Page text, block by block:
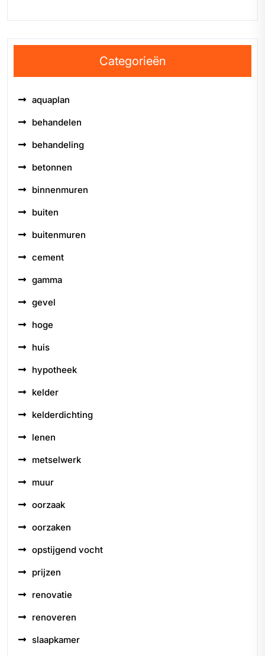
Categorieën
aquaplan
behandelen
behandeling
betonnen
binnenmuren
buiten
buitenmuren
cement
gamma
gevel
hoge
huis
hypotheek
kelder
kelderdichting
lenen
metselwerk
muur
oorzaak
oorzaken
opstijgend vocht
prijzen
renovatie
renoveren
slaapkamer